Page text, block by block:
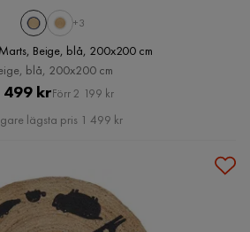
+3
Beige, blå, 200x200 cm
blå, 200x200 cm
Pris
499 krOriginal
Pris
Förr 2 199 kr
lägsta pris 1 499 kr